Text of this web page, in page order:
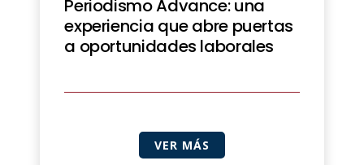
Periodismo Advance: una
experiencia que abre puertas
a oportunidades laborales
VER MÁS